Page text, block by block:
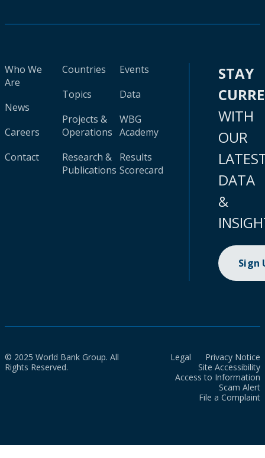
Who We
Are
News
Careers
Contact
Countries
Topics
Projects &
Operations
Research &
Publications
Events
Data
WBG
Academy
Results
Scorecard
STAY
WITH
OUR
DATA
&
Sign
© 2025 World Bank Group. All
Rights Reserved.
Legal
Privacy Notice
Site Accessibility
Access to Information
Scam Alert
File a Complaint